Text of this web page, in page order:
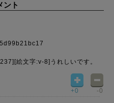
ント
絵文字:v-8]うれしいです。
+0 -0